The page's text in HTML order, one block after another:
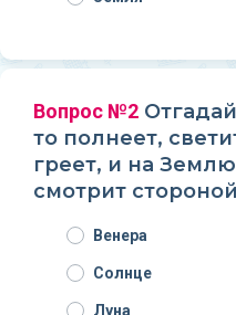
Вопрос №2
то полнеет,
греет, и на
смотрит
Венера
Солнце
Луна